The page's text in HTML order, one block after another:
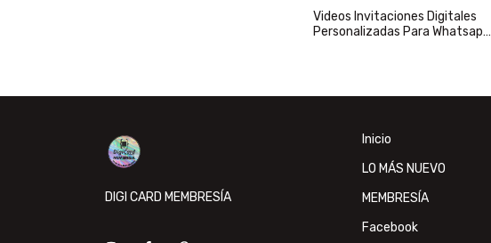
Videos Invitaciones Digitales
Personalizadas Para Whatsapp
DIGI CARD MEMBRESÍA
Inicio
LO MÁS NUEVO
MEMBRESÍA
Facebook